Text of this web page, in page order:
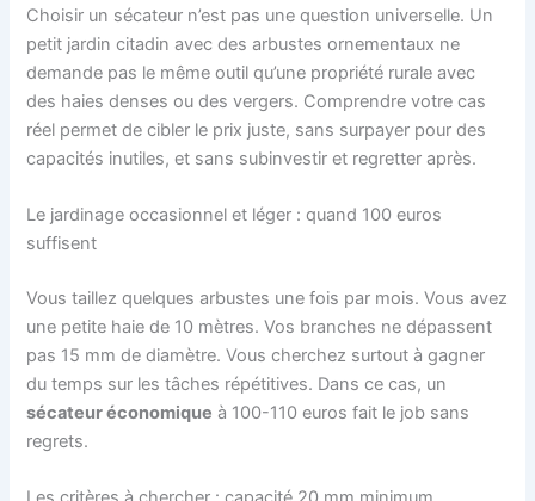
Choisir un sécateur n’est pas une question universelle. Un
petit jardin citadin avec des arbustes ornementaux ne
demande pas le même outil qu’une propriété rurale avec
des haies denses ou des vergers. Comprendre votre cas
réel permet de cibler le prix juste, sans surpayer pour des
capacités inutiles, et sans subinvestir et regretter après.
Le jardinage occasionnel et léger : quand 100 euros
suffisent
Vous taillez quelques arbustes une fois par mois. Vous avez
une petite haie de 10 mètres. Vos branches ne dépassent
pas 15 mm de diamètre. Vous cherchez surtout à gagner
du temps sur les tâches répétitives. Dans ce cas, un
sécateur économique à 100-110 euros fait le job sans
regrets.